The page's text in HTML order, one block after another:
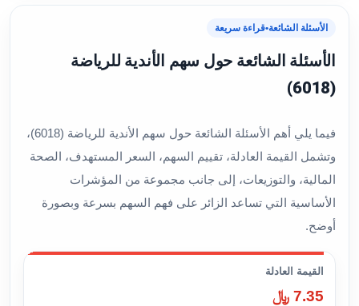
الأسئلة الشائعة•قراءة سريعة
الأسئلة الشائعة حول سهم الأندية للرياضة
(6018)
فيما يلي أهم الأسئلة الشائعة حول سهم الأندية للرياضة (6018)،
وتشمل القيمة العادلة، تقييم السهم، السعر المستهدف، الصحة
المالية، والتوزيعات، إلى جانب مجموعة من المؤشرات
الأساسية التي تساعد الزائر على فهم السهم بسرعة وبصورة
أوضح.
القيمة العادلة
7.35 ﷼